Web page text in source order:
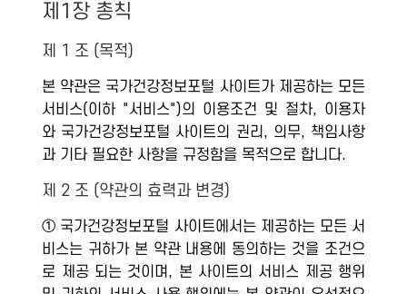
제1장 총칙
제 1 조 (목적)
본 약관은 국가건강정보포털 사이트가 제공하는 모든
서비스(이하 "서비스")의 이용조건 및 절차, 이용자
와 국가건강정보포털 사이트의 권리, 의무, 책임사항
과 기타 필요한 사항을 규정함을 목적으로 합니다.
제 2 조 (약관의 효력과 변경)
① 국가건강정보포털 사이트에서는 제공하는 모든 서
비스는 귀하가 본 약관 내용에 동의하는 것을 조건으
로 제공 되는 것이며, 본 사이트의 서비스 제공 행위